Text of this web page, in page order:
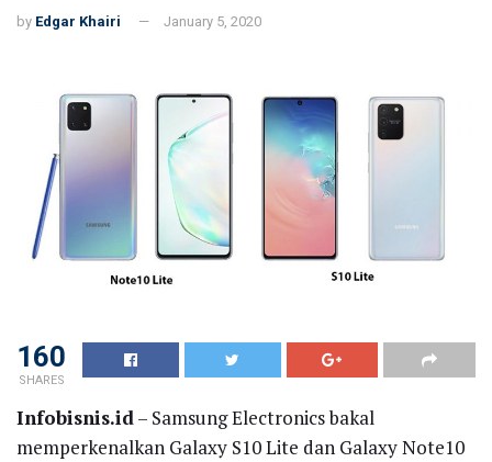
by Edgar Khairi January 5, 2020
160
SHARES
Infobisnis.id– Samsung Electronics bakal
memperkenalkan Galaxy S10 Lite dan Galaxy Note10